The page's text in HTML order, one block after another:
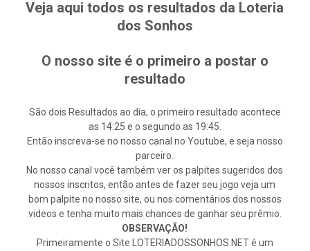
Veja aqui todos os resultados da Loteria
dos Sonhos
O nosso site é o primeiro a postar o
resultado
São dois Resultados ao dia, o primeiro resultado acontece
as 14:25 e o segundo as 19:45.
Então inscreva-se no nosso canal no Youtube, e seja nosso
parceiro.
No nosso canal você também ver os palpites sugeridos dos
nossos inscritos, então antes de fazer seu jogo veja um
bom palpite no nosso site, ou nos comentários dos nossos
videos e tenha muito mais chances de ganhar seu prêmio.
OBSERVAÇÃO!
Primeiramente o Site LOTERIADOSSONHOS.NET é um